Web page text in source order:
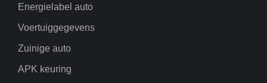
Energielabel auto
Voertuiggegevens
Zuinige auto
APK keuring